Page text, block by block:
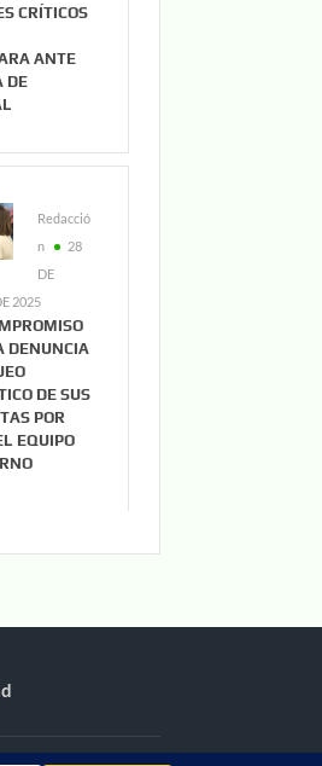
CRÍTICOS
ANTE
DE
Redacció
n
28
DE
2025
DENUNCIA
DE SUS
POR
EQUIPO